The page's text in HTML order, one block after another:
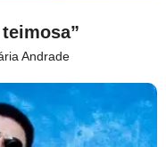
Andrade